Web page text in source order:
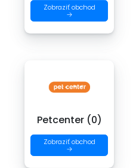
Zobraziť obchod
→
Petcenter (0)
Zobraziť obchod
→